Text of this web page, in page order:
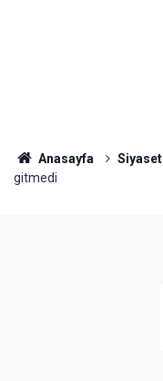
Anasayfa Siyaset
gitmedi